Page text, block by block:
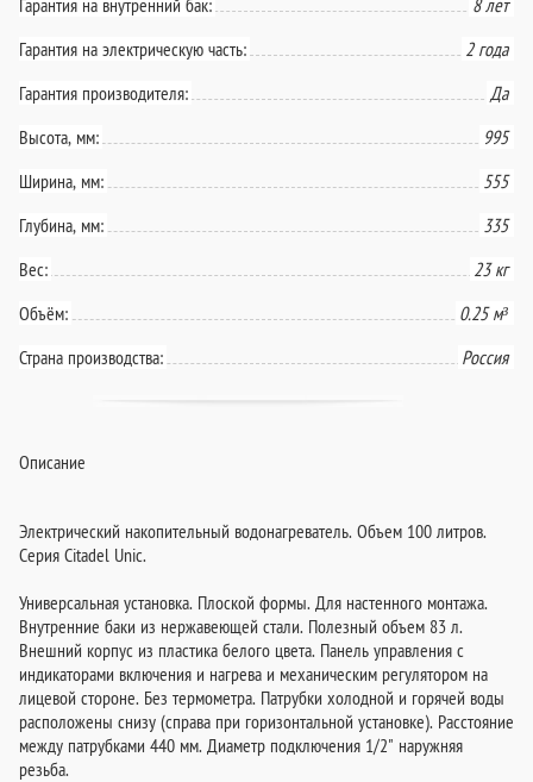
Гарантия на электрическую часть:
2 года
Гарантия производителя:
Да
Высота, мм:
995
Ширина, мм:
555
Глубина, мм:
335
Вес:
23 кг
Объём:
0.25 м³
Страна производства:
Россия
Описание
Электрический накопительный водонагреватель. Объем 100 литров.
Серия Citadel Unic.
Универсальная установка. Плоской формы. Для настенного монтажа.
Внутренние баки из нержавеющей стали. Полезный объем 83 л.
Внешний корпус из пластика белого цвета. Панель управления с
индикаторами включения и нагрева и механическим регулятором на
лицевой стороне. Без термометра. Патрубки холодной и горячей воды
расположены снизу (справа при горизонтальной установке). Расстояние
между патрубками 440 мм. Диаметр подключения 1/2" наружняя
резьба.